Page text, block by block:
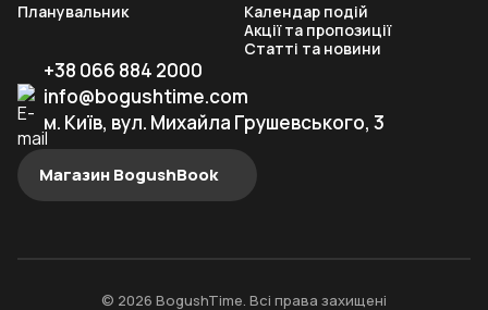
Планувальник
Календар подій
Акції та пропозиції
Статті та новини
+38 066 884 2000
info@bogushtime.com
м. Київ, вул. Михайла Грушевського, 3
Магазин BogushBook
© 2026 BogushTime. Всі права захищені